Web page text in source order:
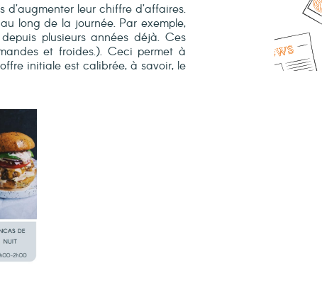
leur chiffre d’affaires.
long de la journée. Par exemple,
plusieurs années déjà. Ces
et froides.). Ceci permet à
initiale est calibrée, à savoir, le